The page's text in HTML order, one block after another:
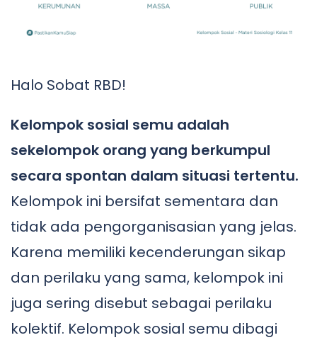
Halo Sobat RBD!
Kelompok sosial semu adalah
sekelompok orang yang berkumpul
secara spontan dalam situasi tertentu.
Kelompok ini bersifat sementara dan
tidak ada pengorganisasian yang jelas.
Karena memiliki kecenderungan sikap
dan perilaku yang sama, kelompok ini
juga sering disebut sebagai perilaku
kolektif. Kelompok sosial semu dibagi